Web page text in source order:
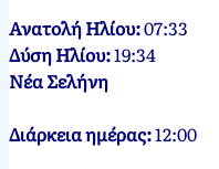
Ανατολή Ηλίου:07:33
Δύση Ηλίου:19:34
Νέα Σελήνη
Διάρκεια ημέρας:12:00